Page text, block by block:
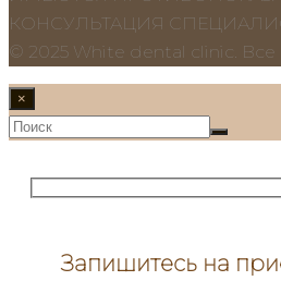
КОНСУЛЬТАЦИЯ
© 2025 White dental clinic.
×
Запишитесь на